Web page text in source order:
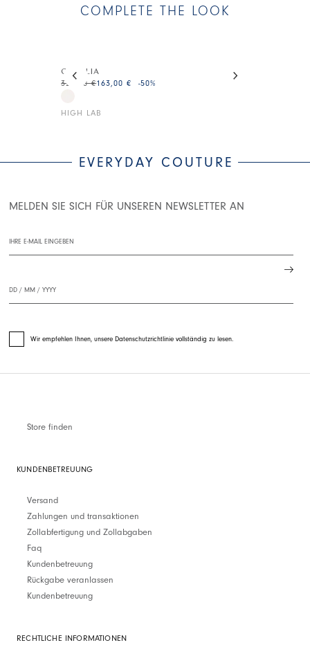
COMPLETE THE LOOK
OPHELIA
HIGH LAB
325,00 €163,00 € -50%
EVERYDAY COUTURE
MELDEN SIE SICH FÜR UNSEREN NEWSLETTER AN
Wir empfehlen Ihnen, unsere Datenschutzrichtlinie vollständig zu lesen.
Store finden
KUNDENBETREUUNG
Versand
Zahlungen und transaktionen
Zollabfertigung und Zollabgaben
Faq
Kundenbetreuung
Rückgabe veranlassen
Kundenbetreuung
RECHTLICHE INFORMATIONEN